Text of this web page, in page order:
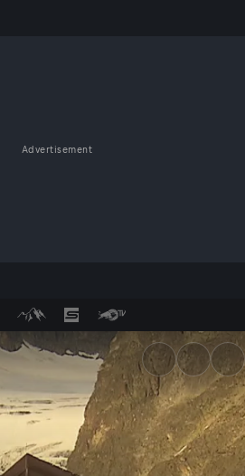
Advertisement
Hütte -